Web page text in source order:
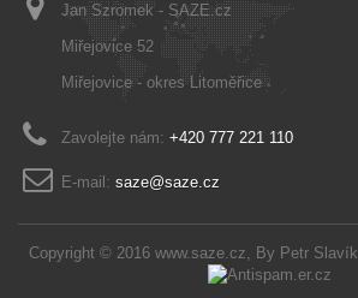
Copyright © 2016 www.saze.cz, By Petr Slavík
Jan Szromek - SAZE.cz
Miřejovice 52
Miřejovice - okres Litoměřice
Zavolejte nám: +420 777 221 110
E-mail: saze@saze.cz